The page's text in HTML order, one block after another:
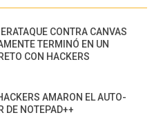
CONTRA CANVAS
TERMINÓ EN UN
CON HACKERS
AMARON EL AUTO-
DE NOTEPAD++